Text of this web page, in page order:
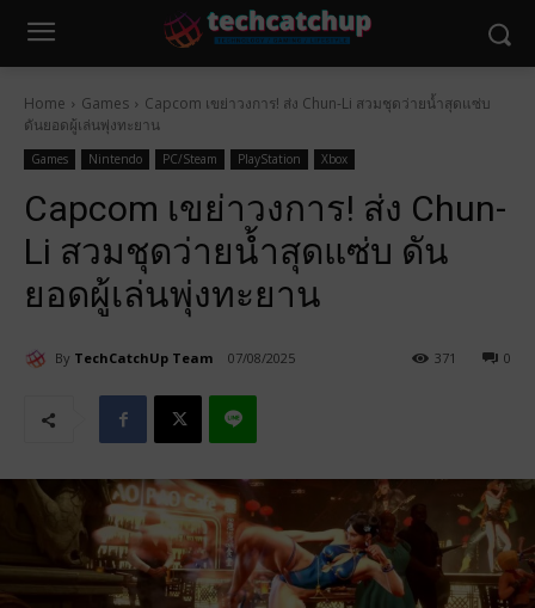
Home Games
Capcom เขย่าวงการ! ส่ง Chun-Li สวมชุดว่ายน้ำสุดแซ่บ
ดันยอดผู้เล่นพุ่งทะยาน
Games Nintendo PC/Steam PlayStation Xbox
Capcom เขย่าวงการ! ส่ง Chun-
Li สวมชุดว่ายน้ำสุดแซ่บ ดัน
ยอดผู้เล่นพุ่งทะยาน
By TechCatchUp Team 07/08/2025 0
371